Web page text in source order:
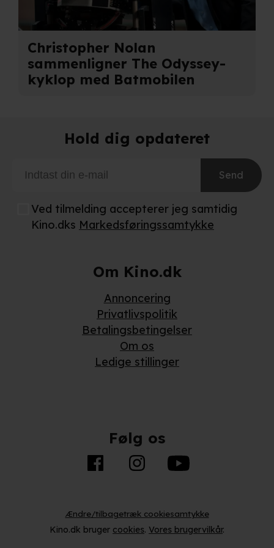
Christopher Nolan
sammenligner The Odyssey-
kyklop med Batmobilen
Hold dig opdateret
Send
Ved tilmelding accepterer jeg samtidig
Kino.dks Markedsføringssamtykke
Om Kino.dk
Annoncering
Privatlivspolitik
Betalingsbetingelser
Om os
Ledige stillinger
Følg os
Ændre/tilbagetræk cookiesamtykke
Kino.dk bruger cookies. Vores brugervilkår.